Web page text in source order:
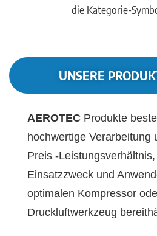
die Kategorie-
UNSERE
AEROTEC Produkte
hochwertige Verarbeitung
Preis -
Einsatzzweck und
optimalen Kompressor
Druckluftwerkzeug